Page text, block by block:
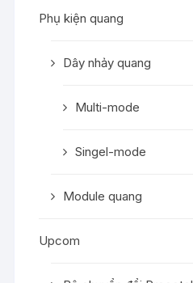
Phụ kiện quang
Dây nhảy quang
Multi-mode
Singel-mode
Module quang
Upcom